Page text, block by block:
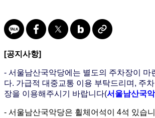
[공지사항]
- 서울남산국악당에는 별도의 주차장이 마
다. 가급적 대중교통 이용 부탁드리며, 주
장을 이용해주시기 바랍니다(서울남산국
- 서울남산국악당은 휠체어석이 4석 있습